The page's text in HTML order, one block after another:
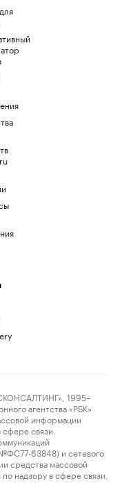
1995–
агентства «РБК»
информации
связи,
63848) и сетевого
средства массовой
надзору в сфере связи,